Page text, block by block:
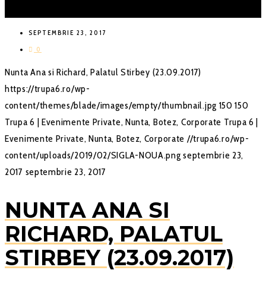
SEPTEMBRIE 23, 2017
0
Nunta Ana si Richard, Palatul Stirbey (23.09.2017)
https://trupa6.ro/wp-
content/themes/blade/images/empty/thumbnail.jpg 150 150
Trupa 6 | Evenimente Private, Nunta, Botez, Corporate Trupa 6 |
Evenimente Private, Nunta, Botez, Corporate //trupa6.ro/wp-
content/uploads/2019/02/SIGLA-NOUA.png septembrie 23,
2017 septembrie 23, 2017
NUNTA ANA SI
RICHARD, PALATUL
STIRBEY (23.09.2017)